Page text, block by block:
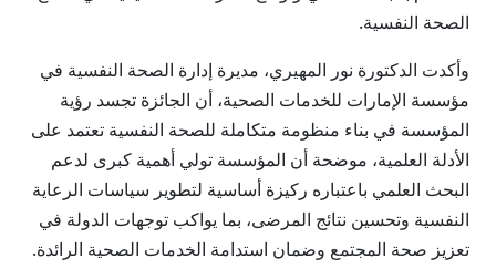
الصحة النفسية.
وأكدت الدكتورة نور المهيري، مديرة إدارة الصحة النفسية في
مؤسسة الإمارات للخدمات الصحية، أن الجائزة تجسد رؤية
المؤسسة في بناء منظومة متكاملة للصحة النفسية تعتمد على
الأدلة العلمية، موضحة أن المؤسسة تولي أهمية كبرى لدعم
البحث العلمي باعتباره ركيزة أساسية لتطوير سياسات الرعاية
النفسية وتحسين نتائج المرضى، بما يواكب توجهات الدولة في
تعزيز صحة المجتمع وضمان استدامة الخدمات الصحية الرائدة.